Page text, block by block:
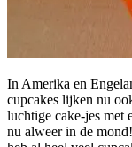
In Amerika en
cupcakes lijken nu
luchtige cake-jes met
nu alweer in de